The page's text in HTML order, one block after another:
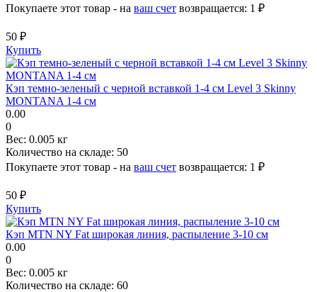
Покупаете этот товар - на ваш счет возвращается: 1 ₽
50 ₽
Купить
Кэп темно-зеленый с черной вставкой 1-4 см Level 3 Skinny
MONTANA 1-4 см
0.00
0
Вес: 0.005 кг
Количество на складе: 50
Покупаете этот товар - на ваш счет возвращается: 1 ₽
50 ₽
Купить
Кэп MTN NY Fat широкая линия, распыление 3-10 см
0.00
0
Вес: 0.005 кг
Количество на складе: 60